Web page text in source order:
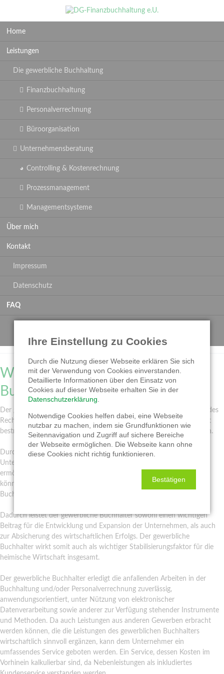
Navigation
Home
Leistungen
Die gewerbliche Buchhaltung
Finanzbuchhaltung
Personalverrechnung
Büroorganisation
Unternehmensberatung
Controlling & Kostenrechnung
Prozessmanagement
Managementsysteme
Über mich
Kontakt
Impressum
Datenschutz
FAQ
LinkedInFacebook
Was ist ein gewerblicher
Buchhalter?
Der gewerbliche Buchhalter ist ein kompetenter Partner im Bereich des
Rechnungswesens. Er handelt praxisnah und erfolgsorientiert und ist
bestrebt, wirtschaftliche Abläufe so effizient wie möglich zu gestalten.
Durch seine Leistungen werden vor allem bei kleinen und mittleren
Unternehmen Ressourcen freigesetzt, die es dem Unternehmer
ermöglichen, sich auf das Kerngeschäft zu konzentrieren. Zusätzlich
können die Betriebe jederzeit auf das Fachwissen ihres gewerblichen
Buchhalters zurückgreifen.
Dadurch leistet der gewerbliche Buchhalter sowohl einen wichtigen
Beitrag für die Entwicklung und Expansion der Unternehmen, als auch
zur Absicherung des wirtschaftlichen Erfolgs. Der gewerbliche
Buchhalter wirkt somit auch als wichtiger Stabilisierungsfaktor für die
heimische Wirtschaft insgesamt.
Der gewerbliche Buchhalter erledigt die anfallenden Arbeiten in der
Buchhaltung und/oder Personalverrechnung zuverlässig,
anwendungsorientiert, unter Nützung von elektronischer
Datenverarbeitung sowie anderer zur Verfügung stehender Instrumente
und Methoden. Da auch Leistungen aus anderen Gewerben erbracht
werden können, die die Leistungen des gewerblichen Buchhalters
wirtschaftlich sinnvoll ergänzen, kann dem Unternehmer ein
umfassendes Service geboten werden. Ein Service, dessen Kosten im
Vorhinein kalkulierbar sind, da Nebenleistungen als inkludiertes
Ihre Einstellung zu Cookies
Durch die Nutzung dieser Webseite erklären Sie sich
mit der Verwendung von Cookies einverstanden.
Detaillierte Informationen über den Einsatz von
Cookies auf dieser Webseite erhalten Sie in der
Datenschutzerklärung.
Notwendige Cookies helfen dabei, eine Webseite
nutzbar zu machen, indem sie Grundfunktionen wie
Seitennavigation und Zugriff auf sichere Bereiche
der Webseite ermöglichen. Die Webseite kann ohne
diese Cookies nicht richtig funktionieren.
Bestätigen